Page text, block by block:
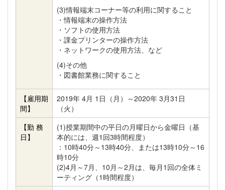
(3)情報端末コーナー等の利用に関すること
・情報端末の操作方法
・ソフトの使用方法
・課金プリンターの操作方法
・ネットワークの使用方法、など
(4)その他
・図書館業務に関すること
【雇用期
間】
2019年 4月 1日（月）～2020年 3月31日
（火）
【勤 務
日】
(1)授業期間中の平日の月曜日から金曜日（基
本的には、週1回3時間程度）
：10時40分～13時40分、または13時10分～16
時10分
(2)4月～7月、10月～2月は、毎月1回の全体ミ
ーティング（1時間程度）